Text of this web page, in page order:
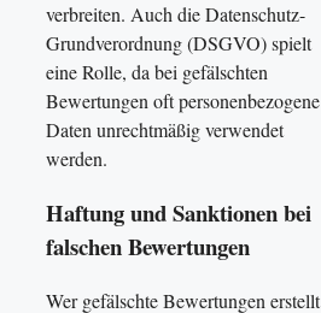
verbreiten. Auch die Datenschutz-
Grundverordnung (DSGVO) spielt
eine Rolle, da bei gefälschten
Bewertungen oft personenbezogene
Daten unrechtmäßig verwendet
werden.
Haftung und Sanktionen bei
falschen Bewertungen
Wer gefälschte Bewertungen erstellt